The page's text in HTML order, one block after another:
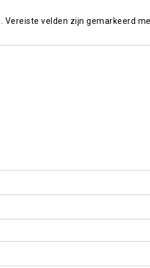
Vereiste velden zijn gemarkeerd